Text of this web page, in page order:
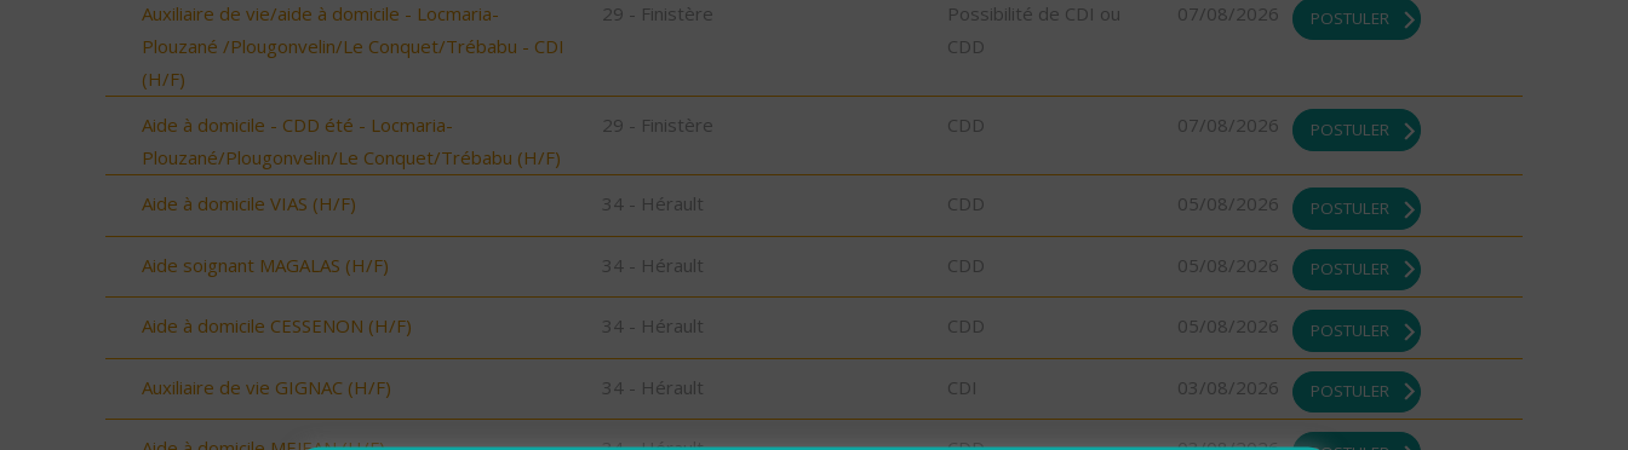
Auxiliaire de vie/aide à domicile - Locmaria-
Plouzané /Plougonvelin/Le Conquet/Trébabu - CDI
(H/F)
29 - Finistère
Possibilité de CDI ou
CDD
07/08/2026 POSTULER
Aide à domicile - CDD été - Locmaria-
Plouzané/Plougonvelin/Le Conquet/Trébabu (H/F)
29 - Finistère CDD 07/08/2026 POSTULER
Aide à domicile VIAS (H/F) 34 - Hérault CDD 05/08/2026 POSTULER
Aide soignant MAGALAS (H/F) 34 - Hérault CDD 05/08/2026 POSTULER
Aide à domicile CESSENON (H/F) 34 - Hérault CDD 05/08/2026 POSTULER
Auxiliaire de vie GIGNAC (H/F) 34 - Hérault CDI 03/08/2026 POSTULER